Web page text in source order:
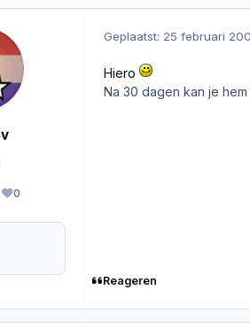
0
Reputation
Geplaatst: 25 februari
Hiero
Na 30 dagen kan je
Reageren